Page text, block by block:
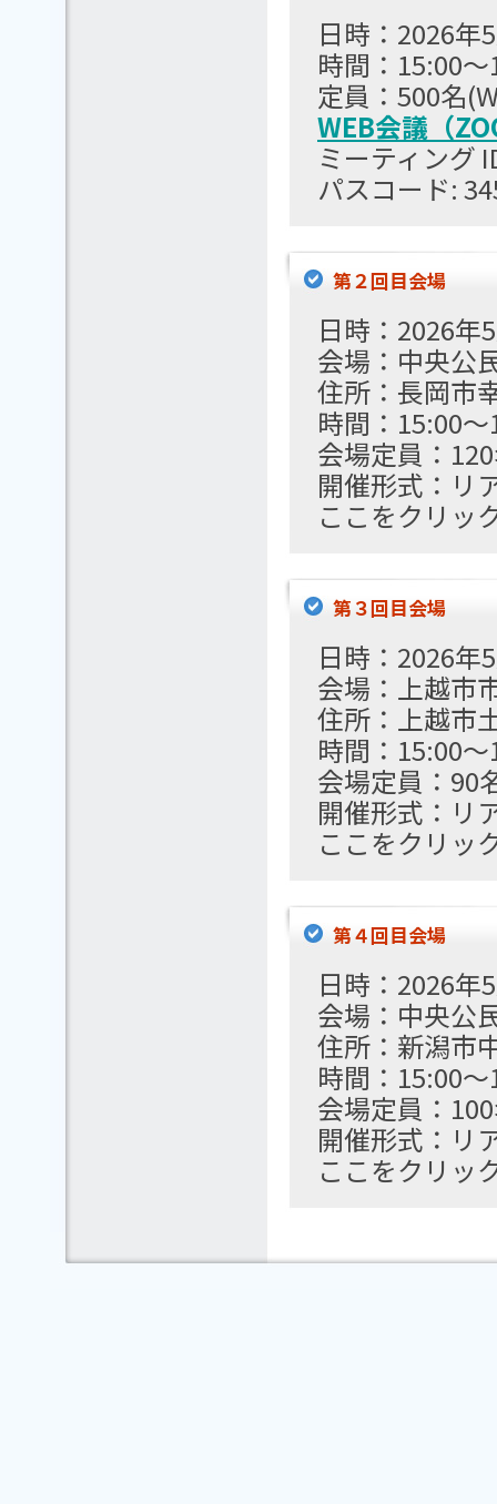
日時：2026年
時間：15:00
定員：500名
WEB会議（
ミーティング
パスコード:
第２回目会場
日時：2026年
会場：中央公
住所：長岡市
時間：15:00
会場定員：
開催形式：リ
ここをクリッ
第３回目会場
日時：2026年
会場：上越市
住所：上越市
時間：15:00
会場定員：90
開催形式：リ
ここをクリッ
第４回目会場
日時：2026年
会場：中央公
住所：新潟市
時間：15:00
会場定員：
開催形式：リ
ここをクリッ